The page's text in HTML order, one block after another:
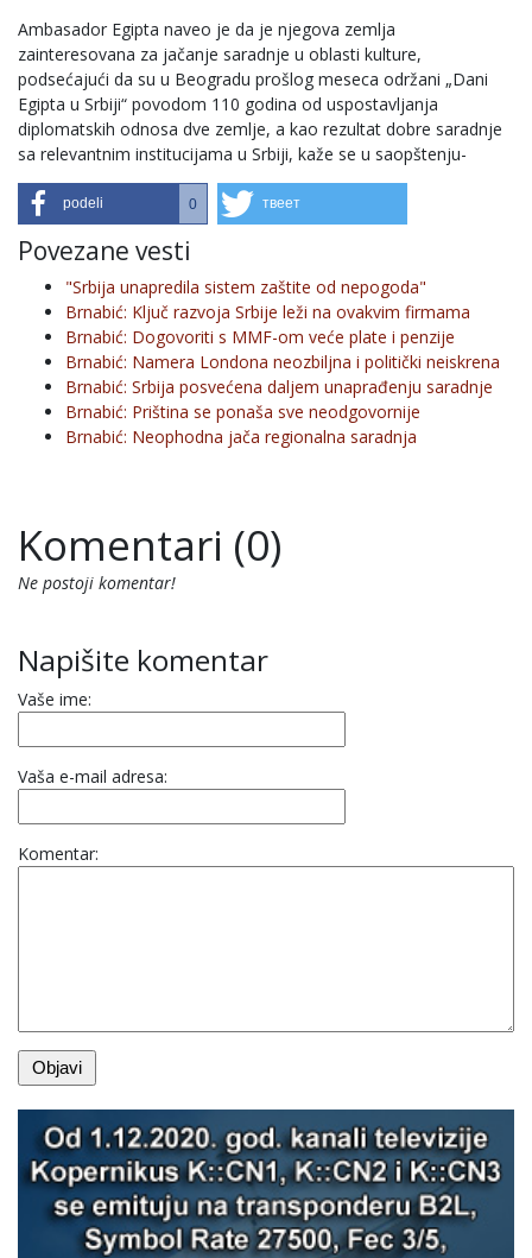
Ambasador Egipta naveo je da je njegova zemlja
zainteresovana za jačanje saradnje u oblasti kulture,
podsećajući da su u Beogradu prošlog meseca održani „Dani
Egipta u Srbiji“ povodom 110 godina od uspostavljanja
diplomatskih odnosa dve zemlje, a kao rezultat dobre saradnje
sa relevantnim institucijama u Srbiji, kaže se u saopštenju-
podeli 0 твеет
Povezane vesti
"Srbija unapredila sistem zaštite od nepogoda"
Brnabić: Ključ razvoja Srbije leži na ovakvim firmama
Brnabić: Dogovoriti s MMF-om veće plate i penzije
Brnabić: Namera Londona neozbiljna i politički neiskrena
Brnabić: Srbija posvećena daljem unaprađenju saradnje
Brnabić: Priština se ponaša sve neodgovornije
Brnabić: Neophodna jača regionalna saradnja
Komentari (0)
Ne postoji komentar!
Napišite komentar
Vaše ime:
Vaša e-mail adresa:
Komentar: